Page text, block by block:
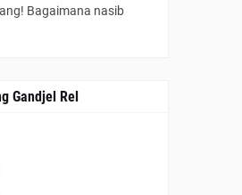
Bagaimana nasib
Gandjel Rel